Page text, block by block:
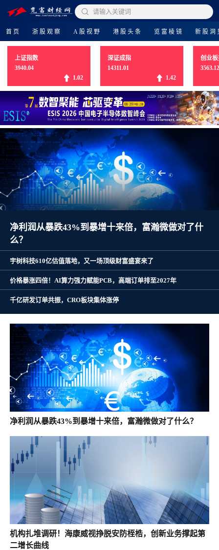
 请输入关键词
首页 浙股观察 A股视野 港股头条 览富棱镜 新股洞
上证指数
3940.04
1.02
深证成指
14311.01
1.42
创业
3563.12

千亿研发订单共振，CRO板块集体涨停
净利润从暴跌43%到暴增十来倍，富瀚微做对了什么？
宇树科技610亿估值落地，又一场顶级财富盛宴来了
价格暴涨四倍！AI算力强力赋能PCB，高端订单排至2027年
净利润从暴跌43%到暴增十来倍，富瀚微做对了什么？
机构扎堆调研！海康威视挣脱安防桎梏，创新业务撑起第
二增长曲线